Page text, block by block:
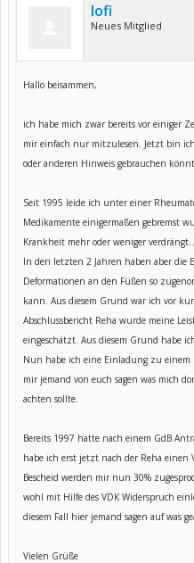
lofi
Neues Mitglied
Hallo beisammen,
ich habe mich zwar bereits vor einiger
mir einfach nur mitzulesen. Jetzt bin
oder anderen Hinweis gebrauchen
Seit 1995 leide ich unter einer
Medikamente einigermaßen gebremst
Krankheit mehr oder weniger
In den letzten 2 Jahren haben aber die
Deformationen an den Füßen so
kann. Aus diesem Grund war ich vor
Abschlussbericht Reha wurde meine
eingeschätzt. Aus diesem Grund habe
Nun habe ich eine Einladung zu
mir jemand von euch sagen was mich
achten sollte.
Bereits 1997 hatte nach einem GdB
habe ich erst jetzt nach der Reha einen
Bescheid werden mir nun 30%
wohl mit Hilfe des VDK Widerspruch
diesem Fall hier jemand sagen auf was
Vielen Grüße